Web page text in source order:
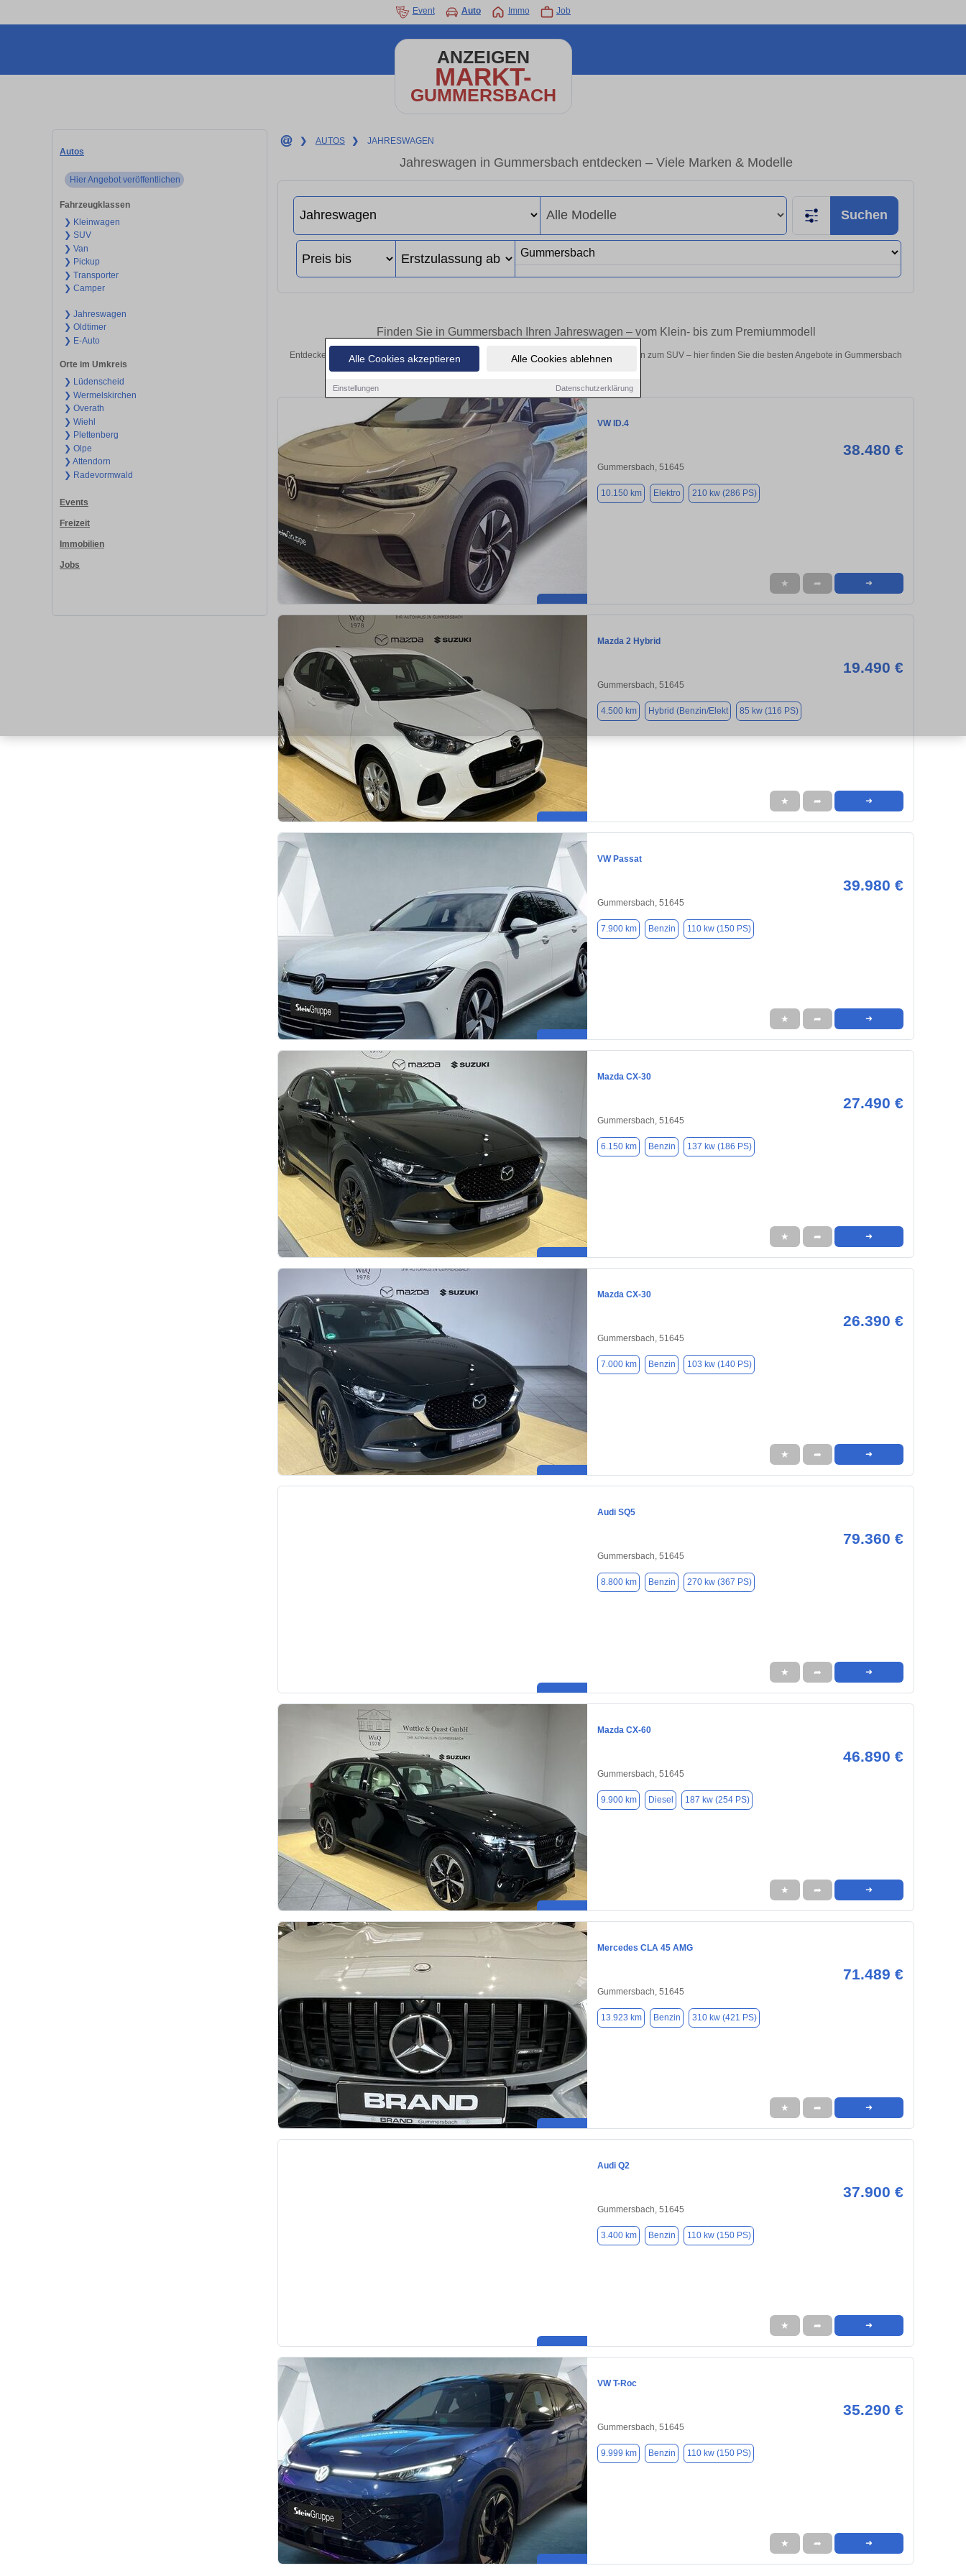
Alle Cookies akzeptieren Alle Cookies ablehnen
Einstellungen Datenschutzerklärung
Event Auto Immo Job
ANZEIGEN
MARKT-
GUMMERSBACH
Autos
Hier Angebot veröffentlichen
Fahrzeugklassen
❯ Kleinwagen
❯ SUV
❯ Van
❯ Pickup
❯ Transporter
❯ Camper
❯ Jahreswagen
❯ Oldtimer
❯ E-Auto
Orte im Umkreis
❯ Lüdenscheid
❯ Wermelskirchen
❯ Overath
❯ Wiehl
❯ Plettenberg
❯ Olpe
❯ Attendorn
❯ Radevormwald
Events
Freizeit
Immobilien
Jobs
❯ AUTOS ❯ JAHRESWAGEN
Jahreswagen in Gummersbach entdecken – Viele Marken & Modelle
Suchen
Finden Sie in Gummersbach Ihren Jahreswagen – vom Klein- bis zum Premiummodell
Entdecken Sie in Gummersbach Jahreswagen und Jungfahrzeuge. Von Kleinwagen bis hin zum SUV – hier finden Sie die besten Angebote in Gummersbach
VW ID.4
38.480 €
Gummersbach, 51645
10.150 km Elektro 210 kw (286 PS)
★ ➦ ➜
Mazda 2 Hybrid
19.490 €
Gummersbach, 51645
4.500 km Hybrid (Benzin/Elekt 85 kw (116 PS)
★ ➦ ➜
VW Passat
39.980 €
Gummersbach, 51645
7.900 km Benzin 110 kw (150 PS)
★ ➦ ➜
Mazda CX-30
27.490 €
Gummersbach, 51645
6.150 km Benzin 137 kw (186 PS)
★ ➦ ➜
Mazda CX-30
26.390 €
Gummersbach, 51645
7.000 km Benzin 103 kw (140 PS)
★ ➦ ➜
Audi SQ5
79.360 €
Gummersbach, 51645
8.800 km Benzin 270 kw (367 PS)
★ ➦ ➜
Mazda CX-60
46.890 €
Gummersbach, 51645
9.900 km Diesel 187 kw (254 PS)
★ ➦ ➜
Mercedes CLA 45 AMG
71.489 €
Gummersbach, 51645
13.923 km Benzin 310 kw (421 PS)
★ ➦ ➜
Audi Q2
37.900 €
Gummersbach, 51645
3.400 km Benzin 110 kw (150 PS)
★ ➦ ➜
VW T-Roc
35.290 €
Gummersbach, 51645
9.999 km Benzin 110 kw (150 PS)
★ ➦ ➜